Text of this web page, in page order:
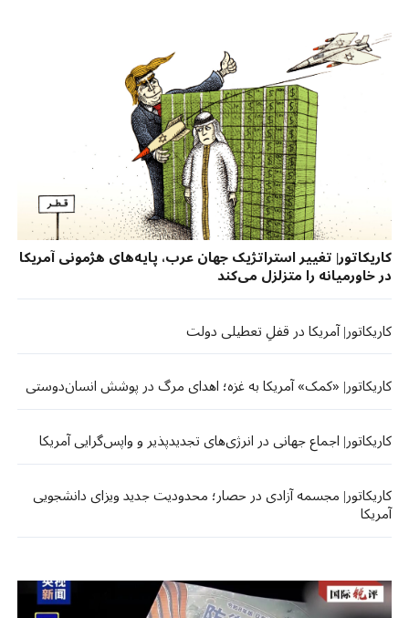
کاریکاتور| تغییر استراتژیک جهان عرب، پایه‌های هژمونی آمریکا
در خاورمیانه را متزلزل می‌کند
کاریکاتور| آمریکا در قفلِ تعطیلی دولت
کاریکاتور| «کمک» آمریکا به غزه؛ اهدای مرگ در پوشش انسان‌دوستی
کاریکاتور| اجماع جهانی در انرژی‌های تجدیدپذیر و واپس‌گرایی آمریکا
کاریکاتور| مجسمه آزادی در حصار؛ محدودیت جدید ویزای دانشجویی
آمریکا